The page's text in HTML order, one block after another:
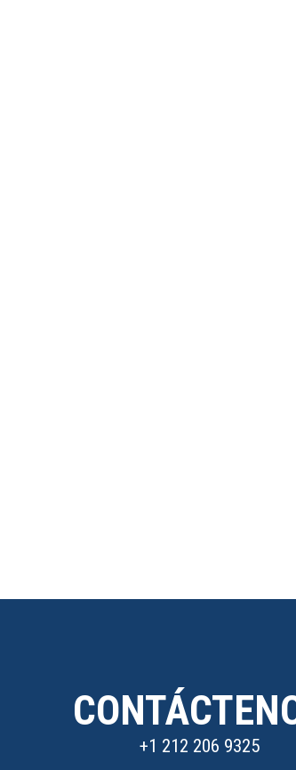
+1 212 206 9325